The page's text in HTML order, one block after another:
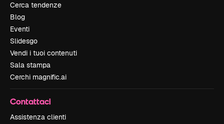
Cerca tendenze
Blog
Eventi
Slidesgo
Vendi i tuoi contenuti
Sala stampa
Cerchi magnific.ai
Contattaci
Assistenza clienti